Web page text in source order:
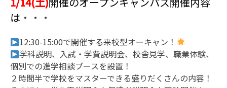
は ・・・
12:30-15:00で開催する来校型オーキャン！
学科説明、入試・学費説明会、校舎見学、職業体験、
個別での進学相談ブースを設置！
２時間半で学校をマスターできる盛りだくさんの内容！